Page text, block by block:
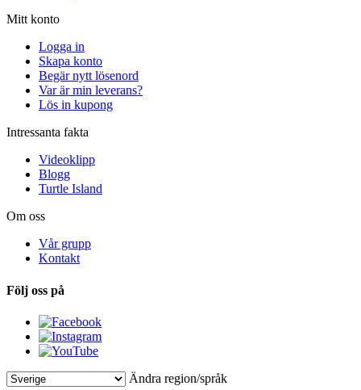
Mitt konto
Logga in
Skapa konto
Begär nytt lösenord
Var är min leverans?
Lös in kupong
Intressanta fakta
Videoklipp
Blogg
Turtle Island
Om oss
Vår grupp
Kontakt
Följ oss på
Ändra region/språk